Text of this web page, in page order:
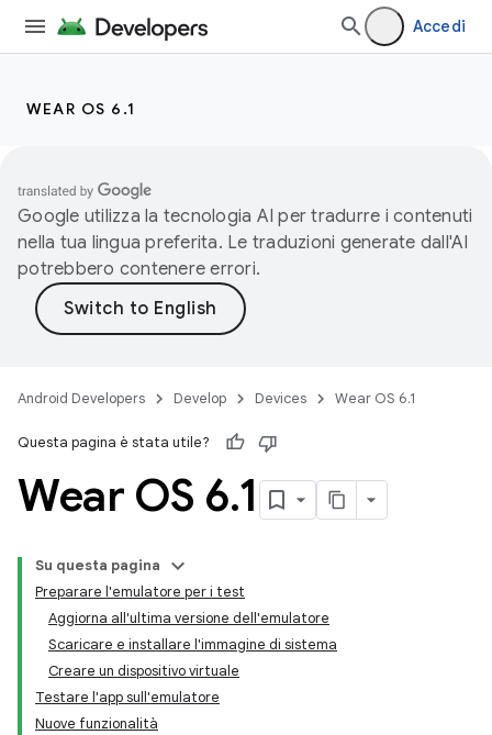
Accedi
WEAR OS 6.1
Google utilizza la tecnologia AI per tradurre i contenuti
nella tua lingua preferita. Le traduzioni generate dall'AI
potrebbero contenere errori.
Android Developers Develop Devices Wear OS 6.1
Questa pagina è stata utile?
Wear OS 6.1
Su questa pagina
Preparare l'emulatore per i test
Aggiorna all'ultima versione dell'emulatore
Scaricare e installare l'immagine di sistema
Creare un dispositivo virtuale
Testare l'app sull'emulatore
Nuove funzionalità